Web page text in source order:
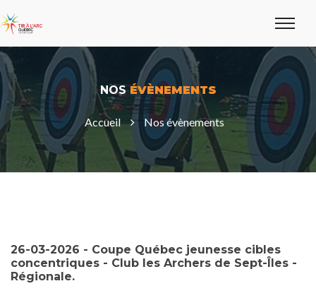
NOSÉVÈNEMENTS
Accueil Nos évènements
26-03-2026 - Coupe Québec jeunesse cibles
concentriques - Club les Archers de Sept-Îles -
Régionale.